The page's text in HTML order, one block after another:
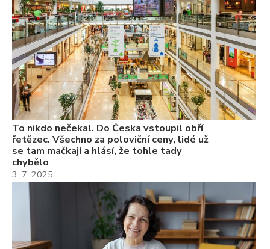
To nikdo nečekal. Do Česka vstoupil obří
řetězec. Všechno za poloviční ceny, lidé už
se tam mačkají a hlásí, že tohle tady
chybělo
3. 7. 2025